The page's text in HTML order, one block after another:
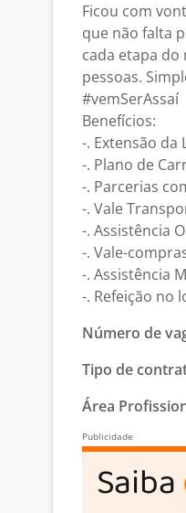
Ficou com
que não falta
cada etapa do
pessoas.
#vemSerAssaí
Benefícios:
-. Extensão da
-. Plano de
-. Parcerias
-. Vale
-. Assistência
-. Vale-
-. Assistência
-. Refeição no
Número de
Tipo de
Área